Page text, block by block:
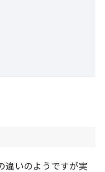
違いのようですが実